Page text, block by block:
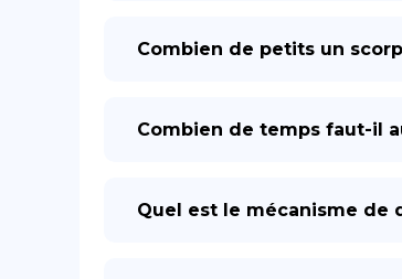
Combien de petits un
Combien de temps faut-il
Quel est le mécanisme de